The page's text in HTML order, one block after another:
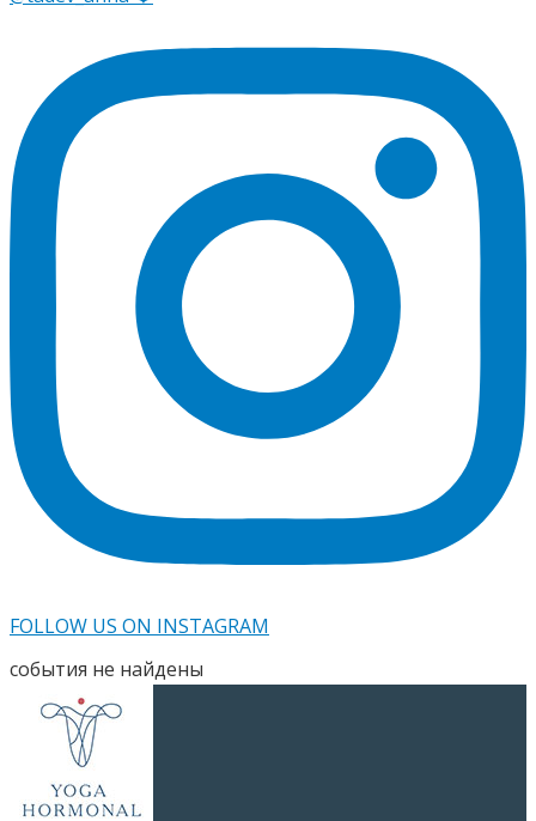
FOLLOW US ON INSTAGRAM
события не найдены